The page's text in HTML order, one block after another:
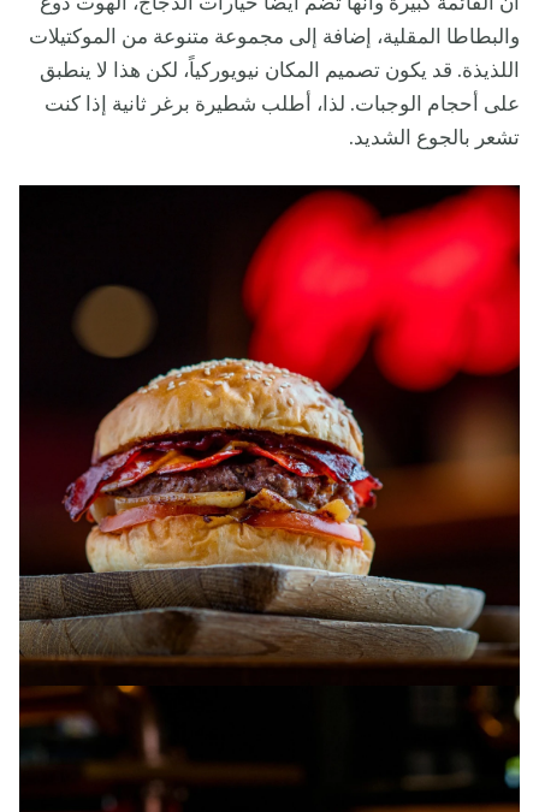
والبطاطا المقلية، إضافة إلى مجموعة متنوعة من الموكتيلات
اللذيذة. قد يكون تصميم المكان نيويوركياً، لكن هذا لا ينطبق
على أحجام الوجبات. لذا، أطلب شطيرة برغر ثانية إذا كنت
تشعر بالجوع الشديد.